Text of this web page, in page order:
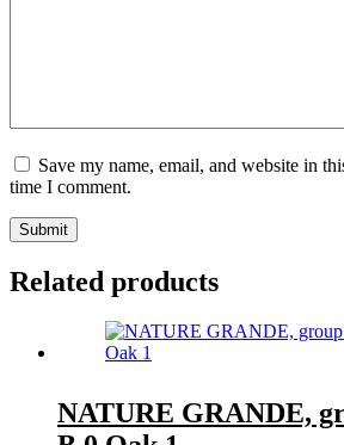
Save my name, email, and website in
time I comment.
Submit
Related products
NATURE GRANDE,